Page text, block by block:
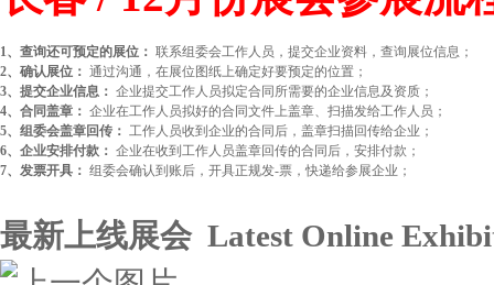
1、查询还可预定的展位： 联系组委会工作人员，提交企业资料，查询展位信息；
2、确认展位： 通过沟通，在展位图纸上确定好要预定的位置；
3、提交企业信息： 企业提交工作人员拟定合同所需要的企业信息及资质；
4、合同盖章： 企业在工作人员拟好的合同文件上盖章、扫描发给工作人员；
5、组委会盖章回传： 工作人员收到企业的合同后，盖章扫描回传给企业；
6、企业安排付款： 企业在收到工作人员盖章回传的合同后，安排付款；
7、发票开具： 组委会确认到账后，开具正规发-票，快递给参展企业；
最新上线展会 Latest Online